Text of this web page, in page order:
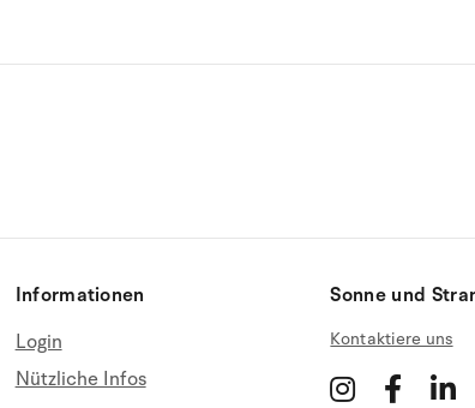
Informationen
Login
Nützliche Infos
Sonne und
Kontaktiere uns